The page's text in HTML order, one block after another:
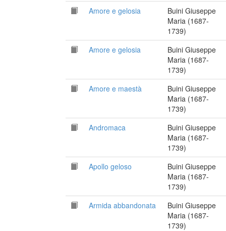
Amore e gelosia
Buini Giuseppe
Maria (1687-
1739)
Amore e gelosia
Buini Giuseppe
Maria (1687-
1739)
Amore e maestà
Buini Giuseppe
Maria (1687-
1739)
Andromaca
Buini Giuseppe
Maria (1687-
1739)
Apollo geloso
Buini Giuseppe
Maria (1687-
1739)
Armida abbandonata
Buini Giuseppe
Maria (1687-
1739)